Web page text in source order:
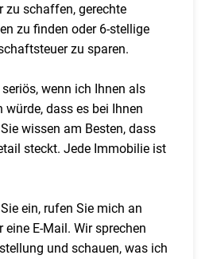
zu schaffen, gerechte
zu finden oder 6-stellige
zu sparen.
wenn ich Ihnen als
dass es bei Ihnen
wissen am Besten, dass
steckt. Jede Immobilie ist
ein, rufen Sie mich an
eine E-Mail. Wir sprechen
und schauen, was ich